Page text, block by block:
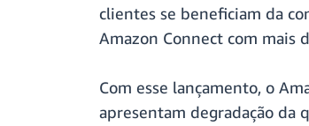
clientes se beneficiam da
Amazon Connect com mais
Com esse lançamento, o
apresentam degradação da